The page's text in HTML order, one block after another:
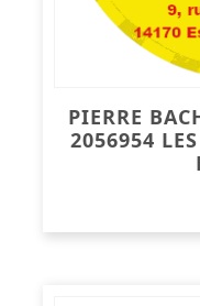
PIERRE
2056954